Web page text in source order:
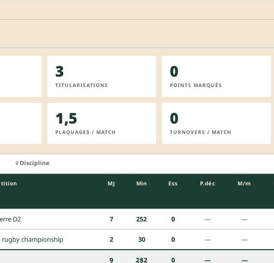
3
TITULARISATIONS
0
POINTS MARQUÉS
1,5
PLAQUAGES / MATCH
0
TURNOVERS / MATCH
🔒 Discipline
MJ Min Ess P.déc M/m
D2 7 252 0 — —
rugby championship 2 30 0 — —
9 282 0 — —